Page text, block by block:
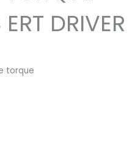
DRIVER
torque